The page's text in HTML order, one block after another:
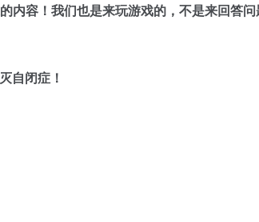
内容！我们也是来玩游戏的，不是来回答
自闭症！